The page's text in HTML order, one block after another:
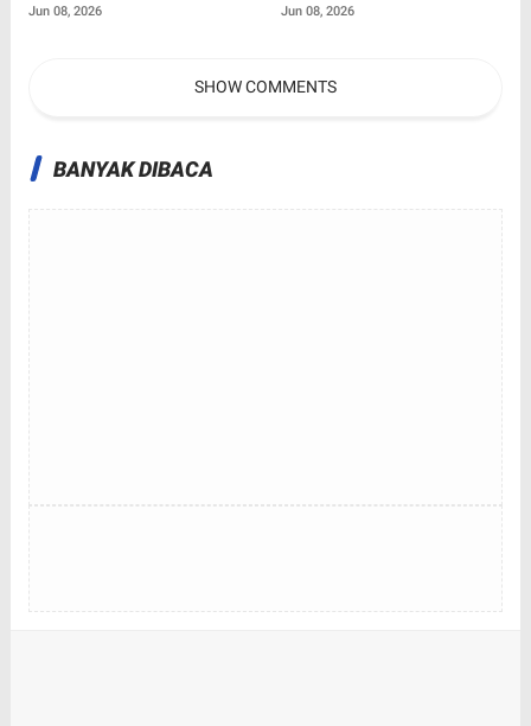
Surat Ayah Ungkap Dugaan
Jun 08, 2026
Jasinga
Jun 08, 2026
SHOW COMMENTS
BANYAK DIBACA